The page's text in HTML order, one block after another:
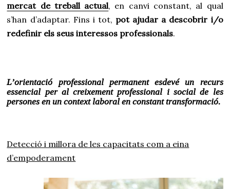
mercat de treball actual, en canvi constant, al qual
s’han d’adaptar. Fins i tot, pot ajudar a descobrir i/o
redefinir els seus interessos professionals.
L’orientació professional permanent esdevé un recurs
essencial per al creixement professional i social de les
persones en un context laboral en constant transformació.
Detecció i millora de les capacitats com a eina
d’empoderament